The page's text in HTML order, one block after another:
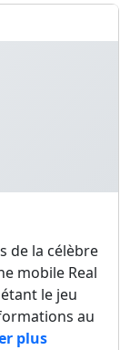
de la célèbre
mobile Real
le jeu
au
plus